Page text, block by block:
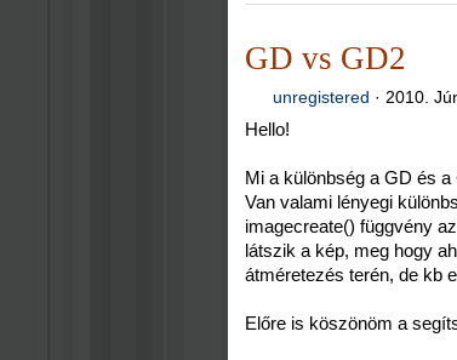
GD vs GD2
unregistered · 2010.
Hello!
Mi a különbség a GD és
Van valami lényegi
imagecreate() függvény
látszik a kép, meg hogy
átméretezés terén, de kb
Előre is köszönöm a